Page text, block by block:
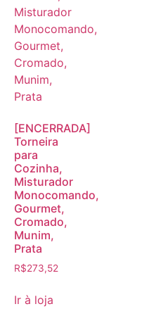
[ENCERRADA]
Torneira
para
Cozinha,
Misturador
Monocomando,
Gourmet,
Cromado,
Munim,
Prata
R$273,52
Ir à loja